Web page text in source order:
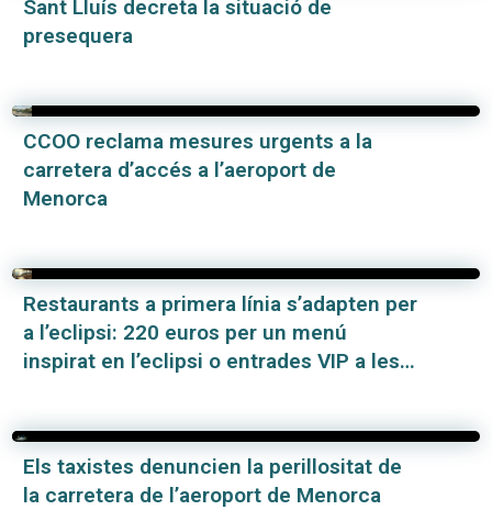
Sant Lluís decreta la situació de
presequera
CCOO reclama mesures urgents a la
carretera d’accés a l’aeroport de
Menorca
Restaurants a primera línia s’adapten per
a l’eclipsi: 220 euros per un menú
inspirat en l’eclipsi o entrades VIP a les
Els taxistes denuncien la perillositat de
la carretera de l’aeroport de Menorca